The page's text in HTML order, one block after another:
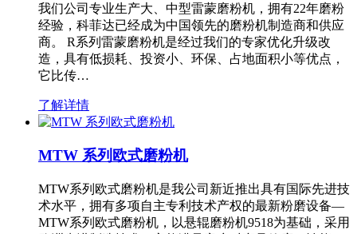
我们公司专业生产大、中型雷蒙磨粉机，拥有22年磨粉
经验，科菲达已经成为中国领先的磨粉机制造商和供应
商。 R系列雷蒙磨粉机是经过我们的专家优化升级改
造，具有低损耗、投资小、环保、占地面积小等优点，
它比传…
了解详情
MTW 系列欧式磨粉机
MTW系列欧式磨粉机是我公司新近推出具有国际先进技
术水平，拥有多项自主专利技术产权的最新粉磨设备—
MTW系列欧式磨粉机，以悬辊磨粉机9518为基础，采用